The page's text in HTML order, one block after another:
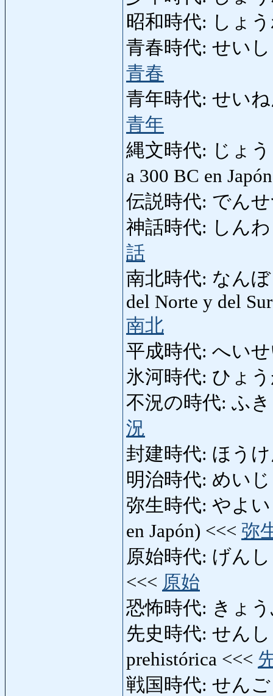
昭和時代: しょ
青春時代: せいし
青春
青年時代: せいね
青年
縄文時代: じょう
a 300 BC en
伝説時代: でん
神話時代: しん
話
南北時代: なんぼ
del Norte y del
南北
平成時代: へい
氷河時代: ひょ
不況の時代: ふ
況
封建時代: ほう
明治時代: めい
弥生時代: やよい
en Japón) <<< 弥
原始時代: げん
<<< 原始
恐怖時代: きょ
先史時代: せんし
prehistórica <<<
戦国時代: せんご